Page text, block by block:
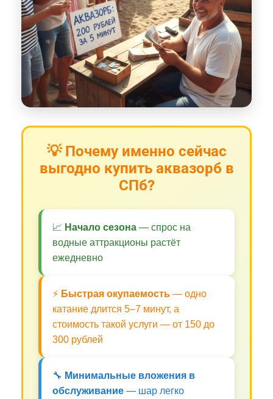
💡 Почему именно сейчас
выгодно купить аквазорб в
СПб?
📈 Начало сезона — спрос на
водные аттракционы растёт
ежедневно
⚡ Быстрая окупаемость — одно
катание длится 5–7 минут, а
стоимость такой услуги — от 150 до
300 рублей
🔧 Минимальные вложения в
обслуживание — шар легко